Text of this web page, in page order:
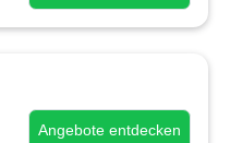
Angebote entdecken